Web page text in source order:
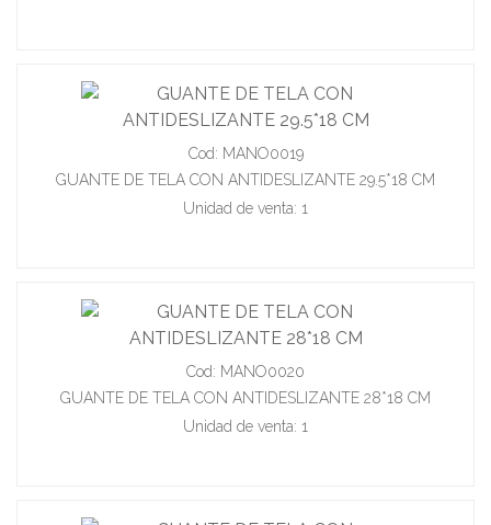
Cod: MANO0019
GUANTE DE TELA CON ANTIDESLIZANTE 29.5*18 CM
Unidad de venta: 1
Cod: MANO0020
GUANTE DE TELA CON ANTIDESLIZANTE 28*18 CM
Unidad de venta: 1